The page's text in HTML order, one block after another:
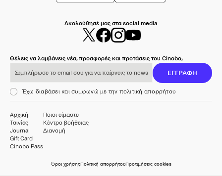
Ακολούθησέ μας στα social media
Θέλεις να λαμβάνεις νέα, προσφορές και προτάσεις του Cinobo;
ΕΓΓΡΑΦΗ
Έχω διαβάσει και συμφωνώ με την πολιτική απορρήτου
Αρχική
Ταινίες
Journal
Gift Card
Cinobo Pass
Ποιοι είμαστε
Κέντρο βοήθειας
Διανομή
Όροι χρήσηςΠολιτική απορρήτουΠροτιμήσεις cookies